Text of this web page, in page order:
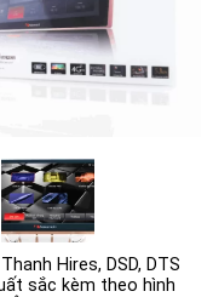
Hires, DSD, DTS
sắc kèm theo hình